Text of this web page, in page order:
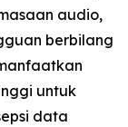
audio,
berbilang
untuk
data